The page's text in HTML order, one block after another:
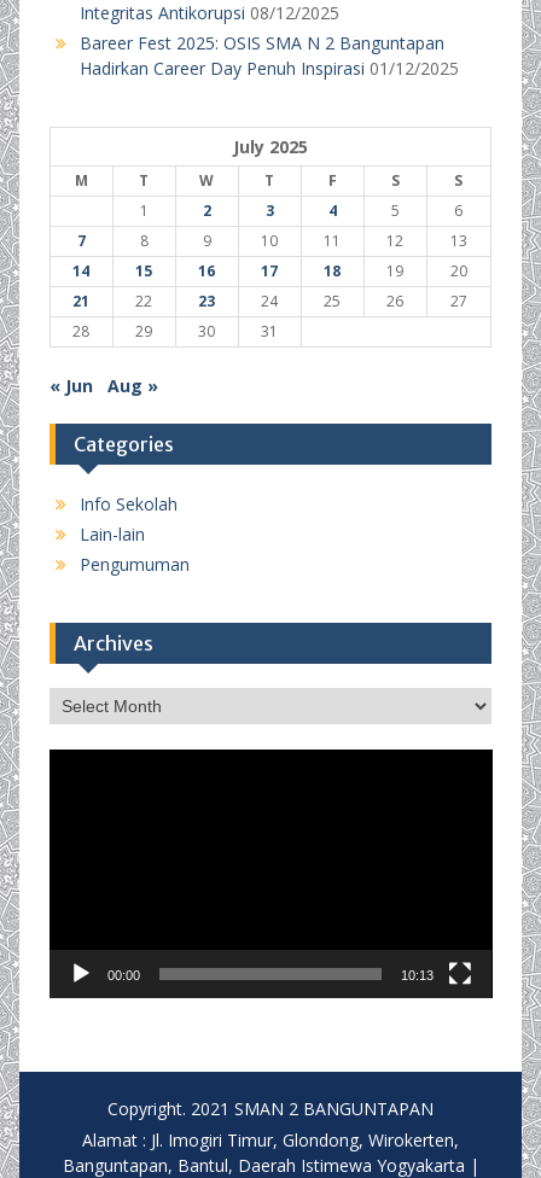
Integritas Antikorupsi 08/12/2025
Bareer Fest 2025: OSIS SMA N 2 Banguntapan
Hadirkan Career Day Penuh Inspirasi 01/12/2025
July 2025
M T W T F S
S
1
2 3 4 5
6
7
8 9 10 11 12
13
14
15 16 17 18 19
20
21
22 23 24 25 26
27
28
29 30 31
« Jun Aug »
Categories
Info Sekolah
Lain-lain
Pengumuman
Archives
Archives
00:00 10:13
Copyright. 2021 SMAN 2 BANGUNTAPAN
Alamat : Jl. Imogiri Timur, Glondong, Wirokerten,
Banguntapan, Bantul, Daerah Istimewa Yogyakarta |